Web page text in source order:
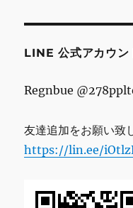
ス
LINE 公式アカウン
Regnbue
友達追加をお願い致
https://lin.ee/